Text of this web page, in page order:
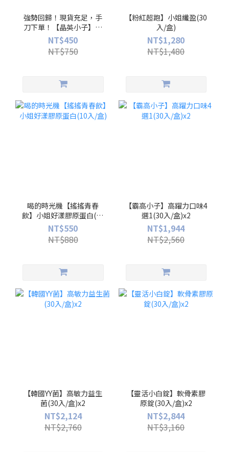
強勢回歸！現貨充足，手
刀下單！【晶英小子】小
晶英兒童葉黃素凍(10入/
盒)
NT$450
NT$750
【粉紅超跑】小姐纖盈(30
入/盒)
NT$1,280
NT$1,480
喝的時光機【搖搖青春
飲】小姐好漾膠原蛋白(10
入/盒)
NT$550
NT$880
【霸高小子】高躍力口味4
選1(30入/盒)x2
NT$1,944
NT$2,560
【韓國YY菌】高敏力益生
菌(30入/盒)x2
NT$2,124
NT$2,760
【靈活小白錠】軟骨素膠
原錠(30入/盒)x2
NT$2,844
NT$3,160